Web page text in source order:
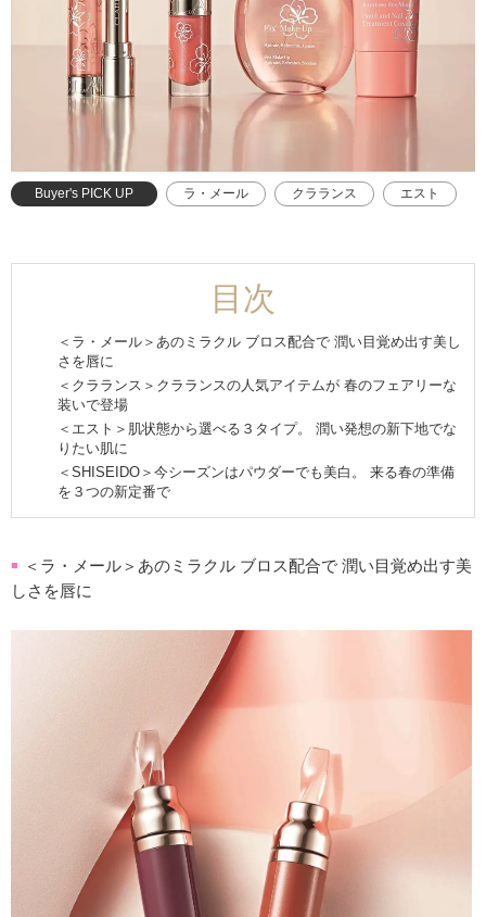
Buyer's PICK UP ラ・メール クラランス エスト
目次
＜ラ・メール＞あのミラクル ブロス配合で 潤い目覚め出す美し
さを唇に
＜クラランス＞クラランスの人気アイテムが 春のフェアリーな
装いで登場
＜エスト＞肌状態から選べる３タイプ。 潤い発想の新下地でな
りたい肌に
＜SHISEIDO＞今シーズンはパウダーでも美白。 来る春の準備
を３つの新定番で
■
＜ラ・メール＞あのミラクル ブロス配合で 潤い目覚め出す美
しさを唇に